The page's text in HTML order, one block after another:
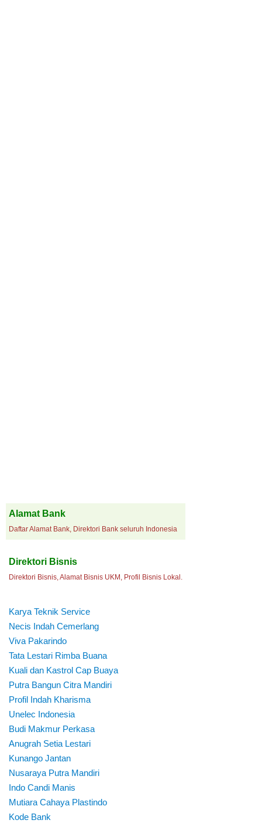
Alamat Bank
Daftar Alamat Bank, Direktori Bank seluruh Indonesia
Direktori Bisnis
Direktori Bisnis, Alamat Bisnis UKM, Profil Bisnis Lokal.
Karya Teknik Service
Necis Indah Cemerlang
Viva Pakarindo
Tata Lestari Rimba Buana
Kuali dan Kastrol Cap Buaya
Putra Bangun Citra Mandiri
Profil Indah Kharisma
Unelec Indonesia
Budi Makmur Perkasa
Anugrah Setia Lestari
Kunango Jantan
Nusaraya Putra Mandiri
Indo Candi Manis
Mutiara Cahaya Plastindo
Kode Bank